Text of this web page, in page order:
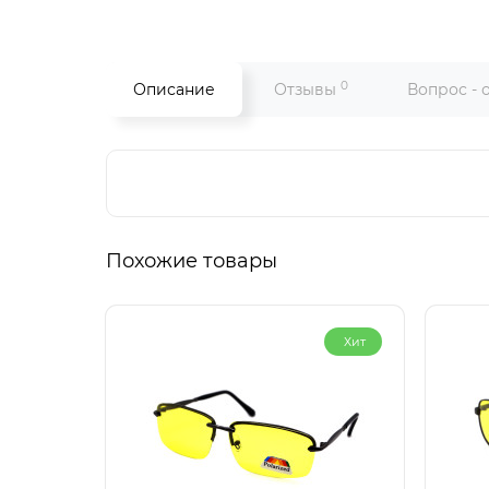
Описание Отзывы 0 Вопрос -
Похожие товары
Хит